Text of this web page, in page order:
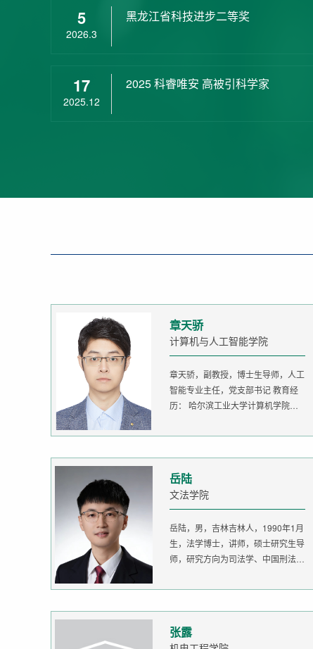
5
2026.3
黑龙江省科技进步二等奖
17
2025.12
2025 科睿唯安 高被引科学家
章天骄
计算机与人工智能学院
章天骄，副教授，博士生导师，人工
智能专业主任，党支部书记 教育经
历： 哈尔滨工业大学计算机学院
岳陆
文法学院
岳陆，男，吉林吉林人，1990年1月
生，法学博士，讲师，硕士研究生导
师，研究方向为司法学、中国刑法
张露